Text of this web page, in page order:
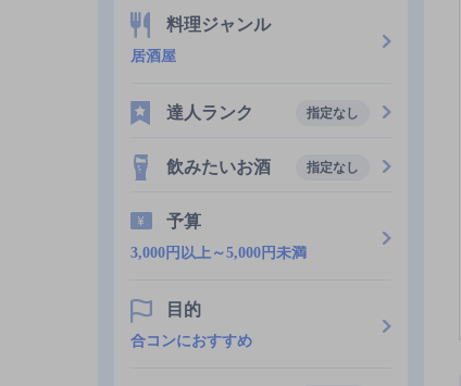
料理ジャンル
居酒屋
達人ランク 指定なし
飲みたいお酒 指定なし
予算
3,000円以上～5,000円未満
目的
合コンにおすすめ